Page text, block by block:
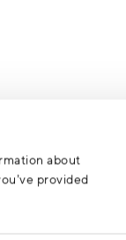
about
provided